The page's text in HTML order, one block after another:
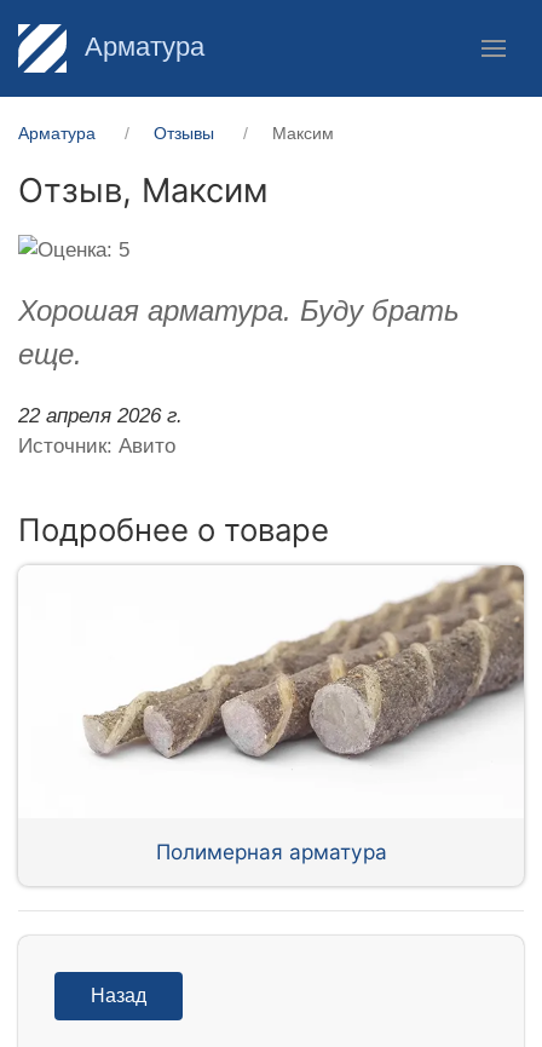
Арматура
Арматура Отзывы Максим
Отзыв, Максим
Хорошая арматура. Буду брать
еще.
22 апреля 2026 г.
Источник: Авито
Подробнее о товаре
Полимерная арматура
Назад